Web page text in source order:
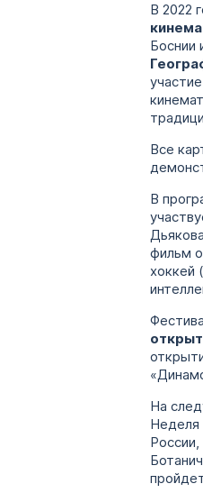
В 2022
Боснии
Все
В
фильм
хоккей
На
Неделя